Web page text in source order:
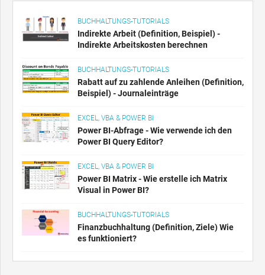
BUCHHALTUNGS-TUTORIALS
Indirekte Arbeit (Definition, Beispiel) -
Indirekte Arbeitskosten berechnen
BUCHHALTUNGS-TUTORIALS
Rabatt auf zu zahlende Anleihen (Definition,
Beispiel) - Journaleinträge
EXCEL, VBA & POWER BI
Power BI-Abfrage - Wie verwende ich den
Power BI Query Editor?
EXCEL, VBA & POWER BI
Power BI Matrix - Wie erstelle ich Matrix
Visual in Power BI?
BUCHHALTUNGS-TUTORIALS
Finanzbuchhaltung (Definition, Ziele) Wie
es funktioniert?